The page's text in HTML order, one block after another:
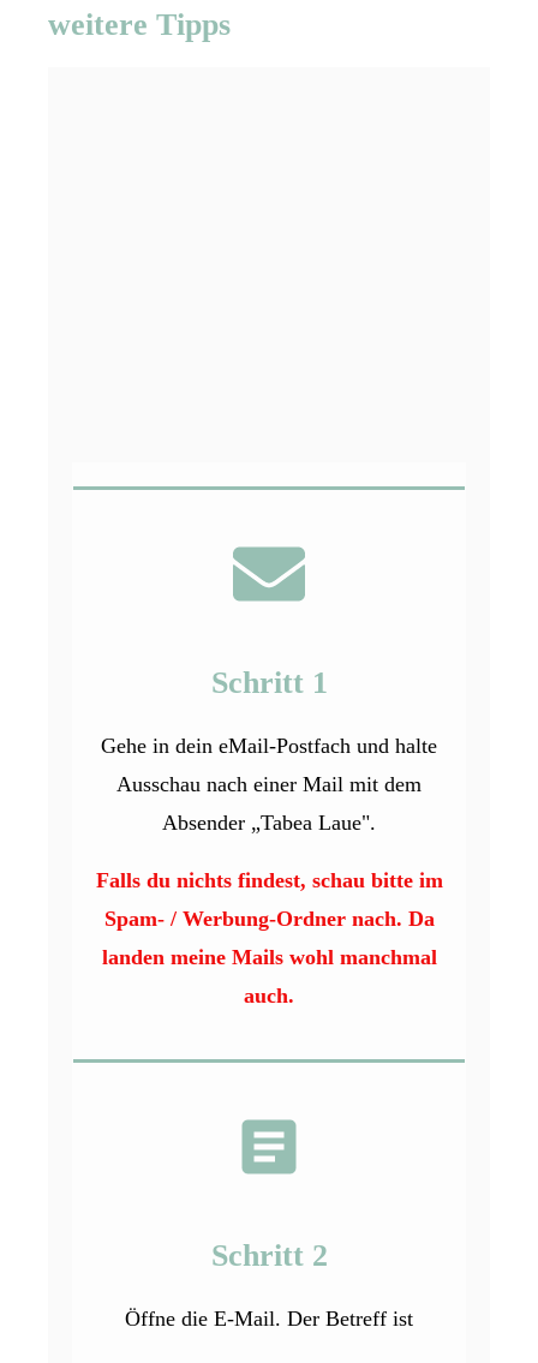
weitere Tipps
Schritt 1
Gehe in dein eMail-Postfach und halte
Ausschau nach einer Mail mit dem
Absender „Tabea Laue".
Falls du nichts findest, schau bitte im
Spam- / Werbung-Ordner nach. Da
landen meine Mails wohl manchmal
auch.
Schritt 2
Öffne die E-Mail. Der Betreff ist